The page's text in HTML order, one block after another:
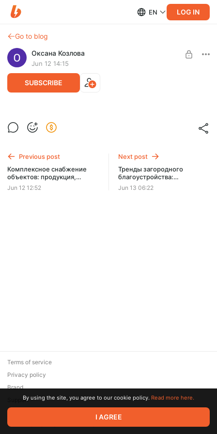
EN LOG IN
Go to blog
Оксана Козлова
Jun 12 14:15
SUBSCRIBE
Производство и продажа спортивного
инвентаря: комплексное оснащение
Previous post
Комплексное снабжение
объектов: продукция,
которую выпускает ведущий
арматурный завод
Jun 12 12:52
Next post
Тренды загородного
благоустройства:
полимерная лоза для
дизайнерских интерьеров
Jun 13 06:22
© 2026 Zaya Solutions Limited. All rights reserved. All trademarks
are the property of their respective owners.
Terms of service
Privacy policy
Brand
SupportBy using the site, you agree to our cookie policy. Read more here.
I AGREE